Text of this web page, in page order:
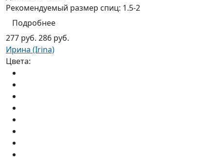
Рекомендуемый размер спиц: 1.5-2
Подробнее
277 руб. 286 руб.
Ирина (Irina)
Цвета: